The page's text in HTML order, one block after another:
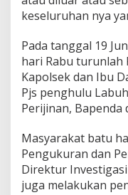
keseluruhan nya
Pada tanggal 19
hari Rabu turunlah
Kapolsek dan Ibu
Pjs penghulu
Perijinan, Bapenda
Masyarakat batu
Pengukuran dan
Direktur
juga melakukan